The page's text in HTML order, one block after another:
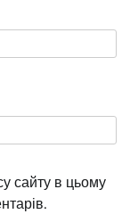
сайту в цьому